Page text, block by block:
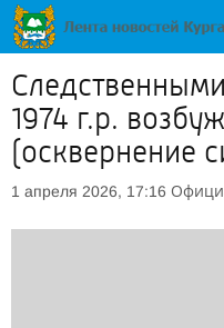
1974 г.р.
(осквернение
1 апреля 2026, 17:16